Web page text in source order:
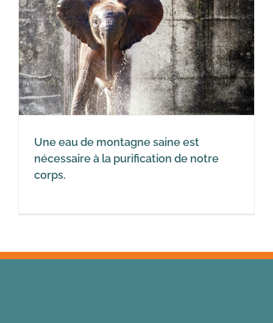
Une eau de montagne saine est
nécessaire à la purification de notre
corps.